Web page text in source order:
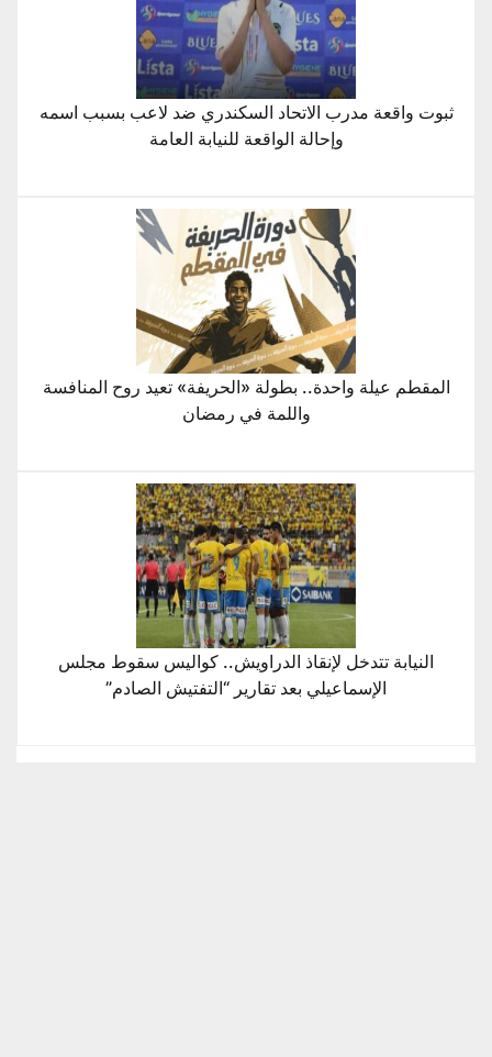
ثبوت واقعة مدرب الاتحاد السكندري ضد لاعب بسبب اسمه
وإحالة الواقعة للنيابة العامة
المقطم عيلة واحدة.. بطولة «الحريفة» تعيد روح المنافسة
واللمة في رمضان
النيابة تتدخل لإنقاذ الدراويش.. كواليس سقوط مجلس
الإسماعيلي بعد تقارير “التفتيش الصادم”